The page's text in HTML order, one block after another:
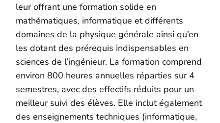
leur offrant une formation solide en
mathématiques, informatique et différents
domaines de la physique générale ainsi qu’en
les dotant des prérequis indispensables en
sciences de l’ingénieur. La formation comprend
environ 800 heures annuelles réparties sur 4
semestres, avec des effectifs réduits pour un
meilleur suivi des élèves. Elle inclut également
des enseignements techniques (informatique,